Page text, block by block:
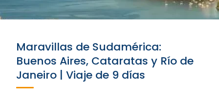
Maravillas de Sudamérica:
Buenos Aires, Cataratas y Río de
Janeiro | Viaje de 9 días